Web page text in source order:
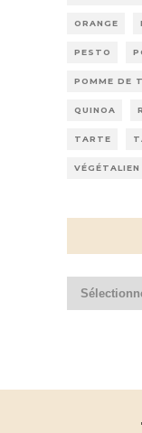
ORANGE
PESTO
POMME DE
QUINOA
TARTE
VÉGÉTALIEN
Archives